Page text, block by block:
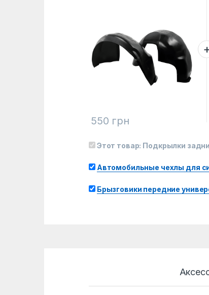
550 грн
Этот товар: Подкрылки
Автомобильные чехлы для
Брызговики передние